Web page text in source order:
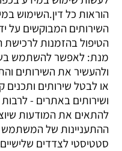
הוראות כל דין.השימוש
השירותים המבוקשים על
הטיפול בהזמנות לרכישת
מנת: לאפשר להשתמש
ולהעשיר את השירותים
או לבטל שירותים ותכנים
ושירותים באתרים -
להתאים את המודעות
ההתעניינות של המשתמש
סטטיסטי לצדדים